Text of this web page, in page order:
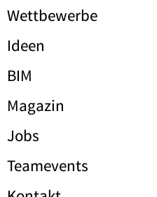
Wettbewerbe
Ideen
BIM
Magazin
Jobs
Teamevents